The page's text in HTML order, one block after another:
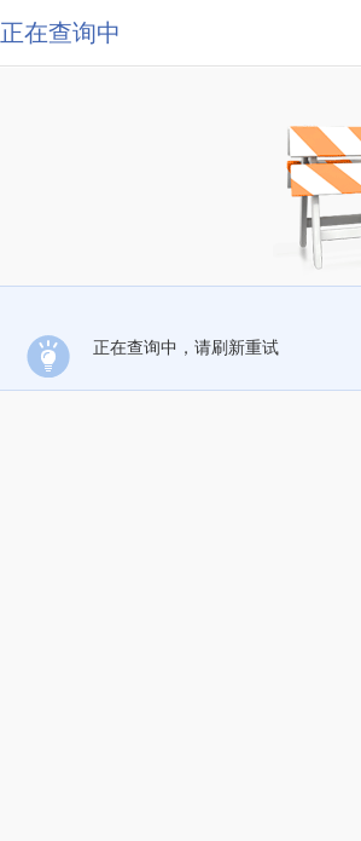
正在查询中
正在查询中，请刷新重试